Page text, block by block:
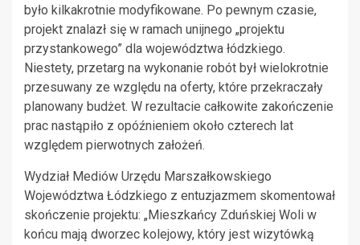
było kilkakrotnie modyfikowane. Po pewnym czasie,
projekt znalazł się w ramach unijnego „projektu
przystankowego” dla województwa łódzkiego.
Niestety, przetarg na wykonanie robót był wielokrotnie
przesuwany ze względu na oferty, które przekraczały
planowany budżet. W rezultacie całkowite zakończenie
prac nastąpiło z opóźnieniem około czterech lat
względem pierwotnych założeń.
Wydział Mediów Urzędu Marszałkowskiego
Województwa Łódzkiego z entuzjazmem skomentował
skończenie projektu: „Mieszkańcy Zduńskiej Woli w
końcu mają dworzec kolejowy, który jest wizytówką